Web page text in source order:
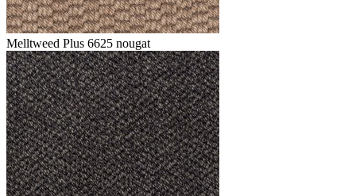
Melltweed Plus 6625 nougat